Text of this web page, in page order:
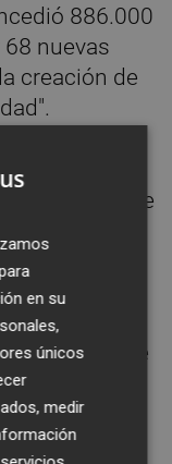
886.000
nuevas
creación de
después de
la mayor parte
el
ciudad y
calidad, el
de nuevo de
debate de
Local
en su
únicos
medir